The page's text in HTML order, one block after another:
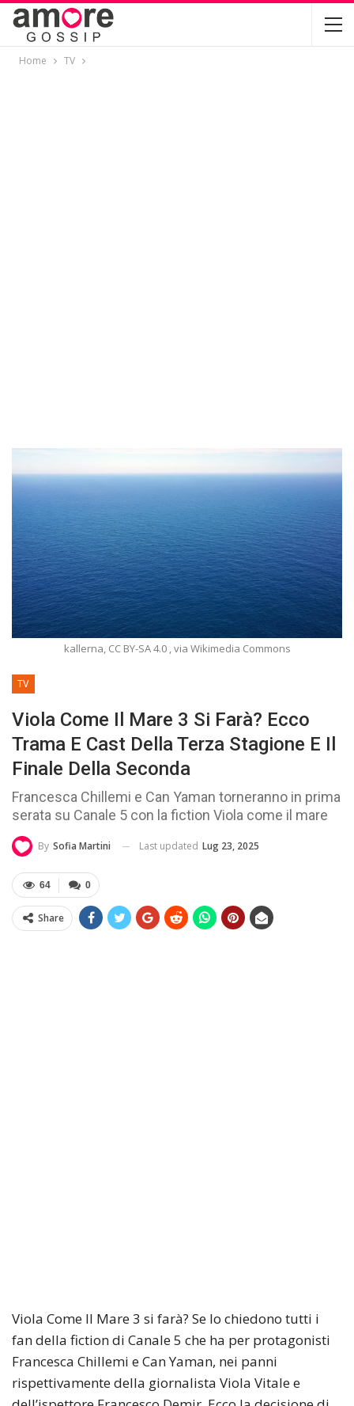
Home TV
kallerna, CC BY-SA 4.0 , via Wikimedia Commons
TV
Viola Come Il Mare 3 Si Farà? Ecco
Trama E Cast Della Terza Stagione E Il
Finale Della Seconda
Francesca Chillemi e Can Yaman torneranno in prima
serata su Canale 5 con la fiction Viola come il mare
By Sofia Martini Last updated Lug 23, 2025
0
64
Share
Viola Come Il Mare 3 si farà? Se lo chiedono tutti i
fan della fiction di Canale 5 che ha per protagonisti
Francesca Chillemi e Can Yaman, nei panni
rispettivamente della giornalista Viola Vitale e